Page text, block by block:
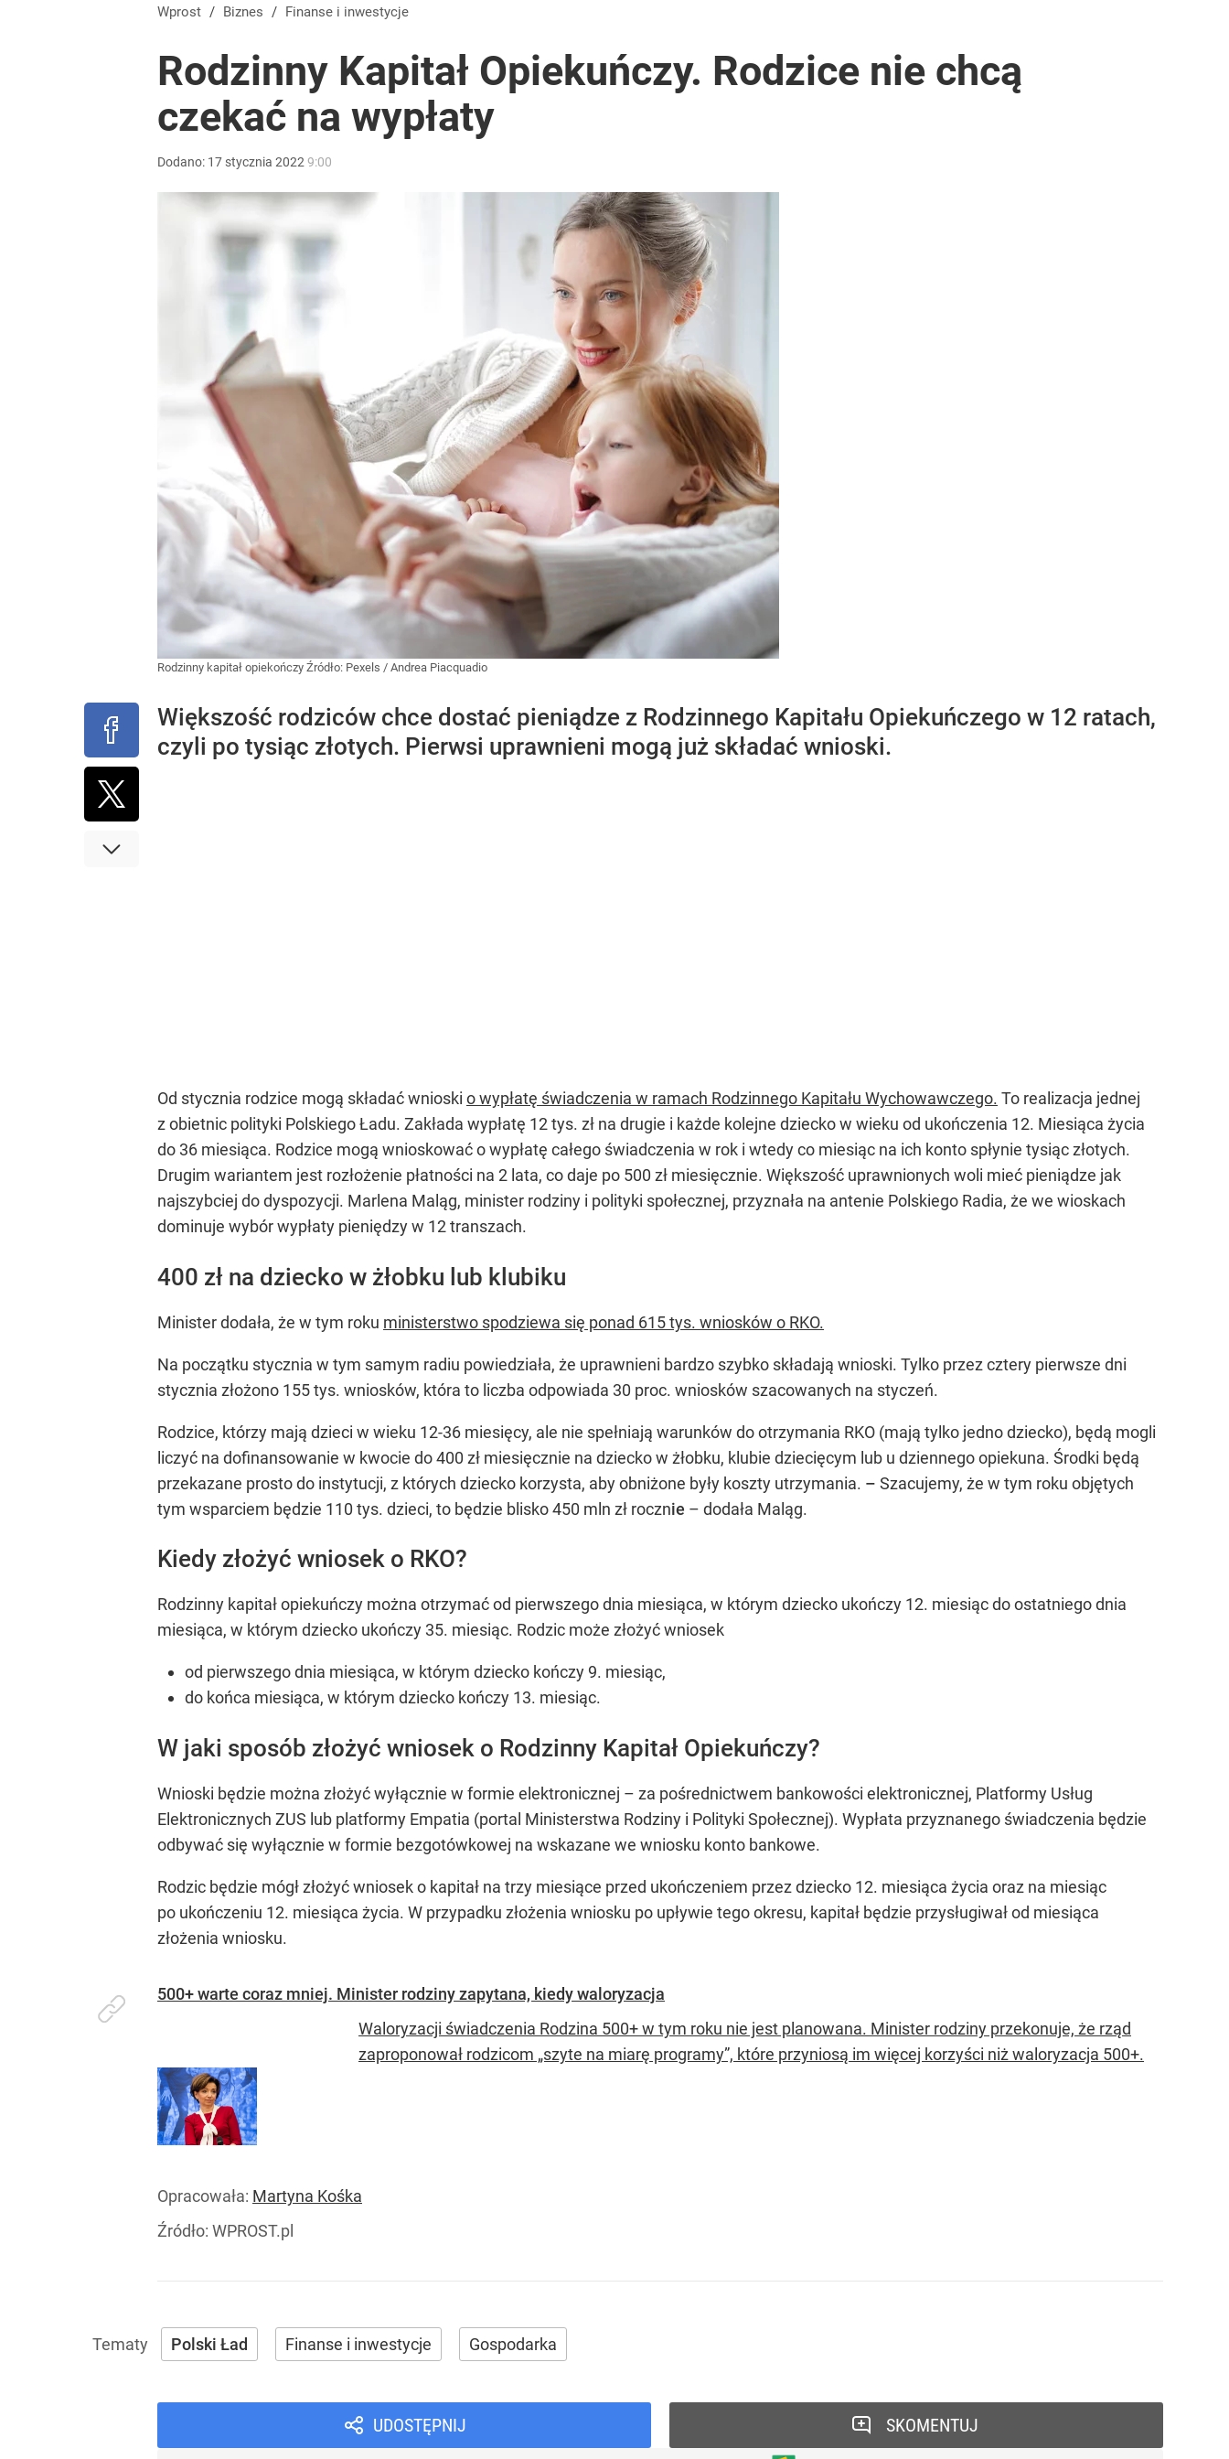
Wprost / Biznes / Finanse i inwestycje
Rodzinny Kapitał Opiekuńczy. Rodzice nie chcą
czekać na wypłaty
Dodano: 17 stycznia 2022 9:00
Rodzinny kapitał opiekończy Źródło: Pexels / Andrea Piacquadio
Większość rodziców chce dostać pieniądze z Rodzinnego Kapitału Opiekuńczego w 12 ratach,
czyli po tysiąc złotych. Pierwsi uprawnieni mogą już składać wnioski.
Od stycznia rodzice mogą składać wnioski o wypłatę świadczenia w ramach Rodzinnego Kapitału Wychowawczego. To realizacja jednej
z obietnic polityki Polskiego Ładu. Zakłada wypłatę 12 tys. zł na drugie i każde kolejne dziecko w wieku od ukończenia 12. Miesiąca życia
do 36 miesiąca. Rodzice mogą wnioskować o wypłatę całego świadczenia w rok i wtedy co miesiąc na ich konto spłynie tysiąc złotych.
Drugim wariantem jest rozłożenie płatności na 2 lata, co daje po 500 zł miesięcznie. Większość uprawnionych woli mieć pieniądze jak
najszybciej do dyspozycji. Marlena Maląg, minister rodziny i polityki społecznej, przyznała na antenie Polskiego Radia, że we wioskach
dominuje wybór wypłaty pieniędzy w 12 transzach.
400 zł na dziecko w żłobku lub klubiku
Minister dodała, że w tym roku ministerstwo spodziewa się ponad 615 tys. wniosków o RKO.
Na początku stycznia w tym samym radiu powiedziała, że uprawnieni bardzo szybko składają wnioski. Tylko przez cztery pierwsze dni
stycznia złożono 155 tys. wniosków, która to liczba odpowiada 30 proc. wniosków szacowanych na styczeń.
Rodzice, którzy mają dzieci w wieku 12-36 miesięcy, ale nie spełniają warunków do otrzymania RKO (mają tylko jedno dziecko), będą mogli
liczyć na dofinansowanie w kwocie do 400 zł miesięcznie na dziecko w żłobku, klubie dziecięcym lub u dziennego opiekuna. Środki będą
przekazane prosto do instytucji, z których dziecko korzysta, aby obniżone były koszty utrzymania. – Szacujemy, że w tym roku objętych
tym wsparciem będzie 110 tys. dzieci, to będzie blisko 450 mln zł rocznie – dodała Maląg.
Kiedy złożyć wniosek o RKO?
Rodzinny kapitał opiekuńczy można otrzymać od pierwszego dnia miesiąca, w którym dziecko ukończy 12. miesiąc do ostatniego dnia
miesiąca, w którym dziecko ukończy 35. miesiąc. Rodzic może złożyć wniosek
od pierwszego dnia miesiąca, w którym dziecko kończy 9. miesiąc,
do końca miesiąca, w którym dziecko kończy 13. miesiąc.
W jaki sposób złożyć wniosek o Rodzinny Kapitał Opiekuńczy?
Wnioski będzie można złożyć wyłącznie w formie elektronicznej – za pośrednictwem bankowości elektronicznej, Platformy Usług
Elektronicznych ZUS lub platformy Empatia (portal Ministerstwa Rodziny i Polityki Społecznej). Wypłata przyznanego świadczenia będzie
odbywać się wyłącznie w formie bezgotówkowej na wskazane we wniosku konto bankowe.
Rodzic będzie mógł złożyć wniosek o kapitał na trzy miesiące przed ukończeniem przez dziecko 12. miesiąca życia oraz na miesiąc
po ukończeniu 12. miesiąca życia. W przypadku złożenia wniosku po upływie tego okresu, kapitał będzie przysługiwał od miesiąca
złożenia wniosku.
500+ warte coraz mniej. Minister rodziny zapytana, kiedy waloryzacja
Waloryzacji świadczenia Rodzina 500+ w tym roku nie jest planowana. Minister rodziny przekonuje, że rząd
zaproponował rodzicom „szyte na miarę programy”, które przyniosą im więcej korzyści niż waloryzacja 500+.
Opracowała: Martyna Kośka
Źródło: WPROST.pl
Polski Ład Finanse i inwestycje Gospodarka
UDOSTĘPNIJ SKOMENTUJ